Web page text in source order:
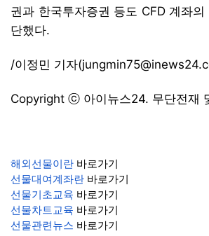
권과 한국투자증권 등도 CFD 계좌
단했다.
/이정민 기자
Copyright ⓒ 아이뉴스24. 무단전재
해외선물이란 바로가기
선물대여계좌란 바로가기
선물기초교육 바로가기
선물차트교육 바로가기
선물관련뉴스 바로가기